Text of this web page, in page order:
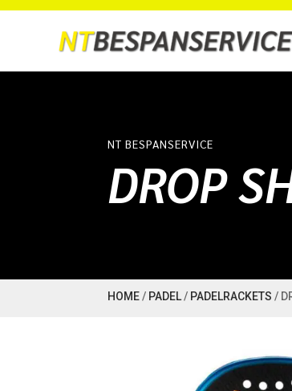
NT BESPANSERVICE
DROP
HOME/ PADEL/ PADELRACKETS /